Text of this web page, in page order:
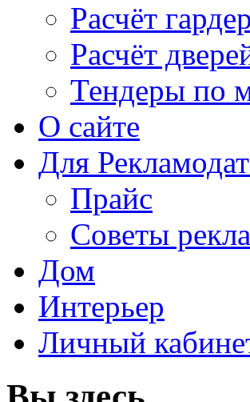
Расчёт
Расчёт
Тендеры по
О сайте
Для
Прайс
Советы
Дом
Интерьер
Личный